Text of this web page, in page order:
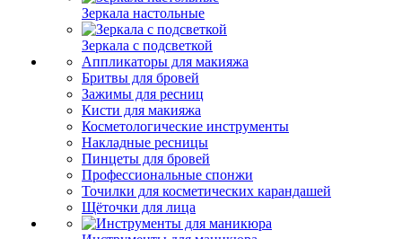
Зеркала настольные
Зеркала с подсветкой
Аппликаторы для макияжа
Бритвы для бровей
Зажимы для ресниц
Кисти для макияжа
Косметологические инструменты
Накладные ресницы
Пинцеты для бровей
Профессиональные спонжи
Точилки для косметических карандашей
Щёточки для лица